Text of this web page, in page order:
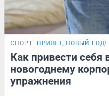
СПОРТ ПРИВЕТ, НОВЫЙ ГОД!
Как привести себя
новогоднему
упражнения